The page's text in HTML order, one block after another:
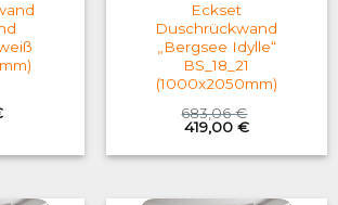
Eckset
Duschrückwand
„Bergsee Idylle“
BS_18_21
(1000x2050mm)
683,06€
Original
price
was:
419,00 €Current
is: